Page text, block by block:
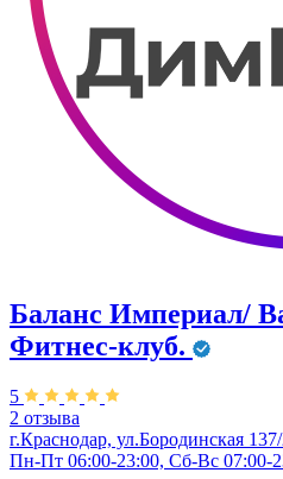
Баланс Империал/
Фитнес-клуб.
5
2 отзыва
г.Краснодар, ул.Бородинская
Пн-Пт 06:00-23:00, Сб-Вс 07:00-